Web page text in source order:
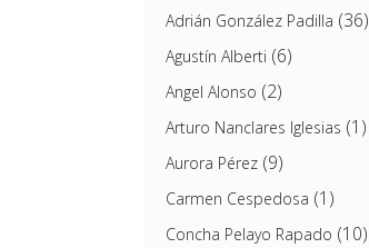
Adrián González Padilla (36)
Agustín Alberti (6)
Angel Alonso (2)
Arturo Nanclares Iglesias (1)
Aurora Pérez(9)
Carmen Cespedosa (1)
Concha Pelayo Rapado (10)